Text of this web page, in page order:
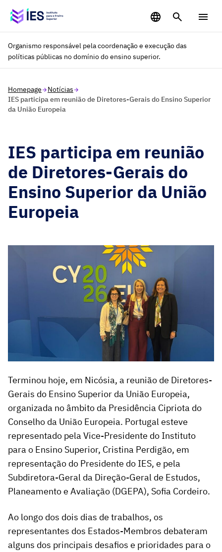
Saltar para o conteúdo principal
Organismo responsável pela coordenação e execução das
políticas públicas no domínio do ensino superior.
Homepage
Notícias
IES participa em reunião de Diretores-Gerais do Ensino Superior
da União Europeia
IES participa em reunião
de Diretores-Gerais do
Ensino Superior da União
Europeia
Terminou hoje, em Nicósia, a reunião de Diretores-
Gerais do Ensino Superior da União Europeia,
organizada no âmbito da Presidência Cipriota do
Conselho da União Europeia. Portugal esteve
representado pela Vice-Presidente do Instituto
para o Ensino Superior, Cristina Perdigão, em
representação do Presidente do IES, e pela
Subdiretora-Geral da Direção-Geral de Estudos,
Planeamento e Avaliação (DGEPA), Sofia Cordeiro.
Ao longo dos dois dias de trabalhos, os
representantes dos Estados-Membros debateram
alguns dos principais desafios e prioridades para o